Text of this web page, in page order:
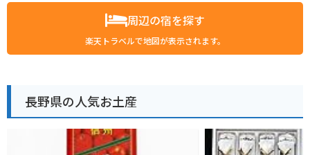
周辺の宿を探す
楽天トラベルで地図が表示されます。
長野県の人気お土産